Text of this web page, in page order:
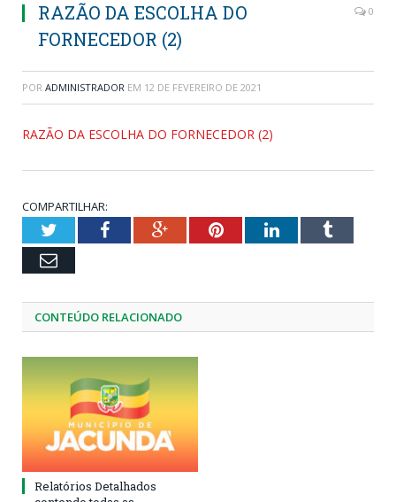
RAZÃO DA ESCOLHA DO
FORNECEDOR (2)
0
POR ADMINISTRADOR EM 12 DE FEVEREIRO DE 2021
RAZÃO DA ESCOLHA DO FORNECEDOR (2)
COMPARTILHAR:
TwitterFacebookGoogle+PinterestLinkedInTumblr
Email
CONTEÚDO RELACIONADO
Relatórios Detalhados